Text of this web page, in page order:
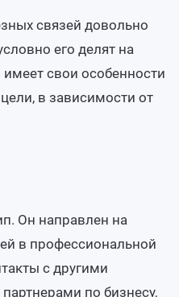
связей довольно
его делят на
свои особенности
в зависимости от
Он направлен на
в профессиональной
с другими
по бизнесу,